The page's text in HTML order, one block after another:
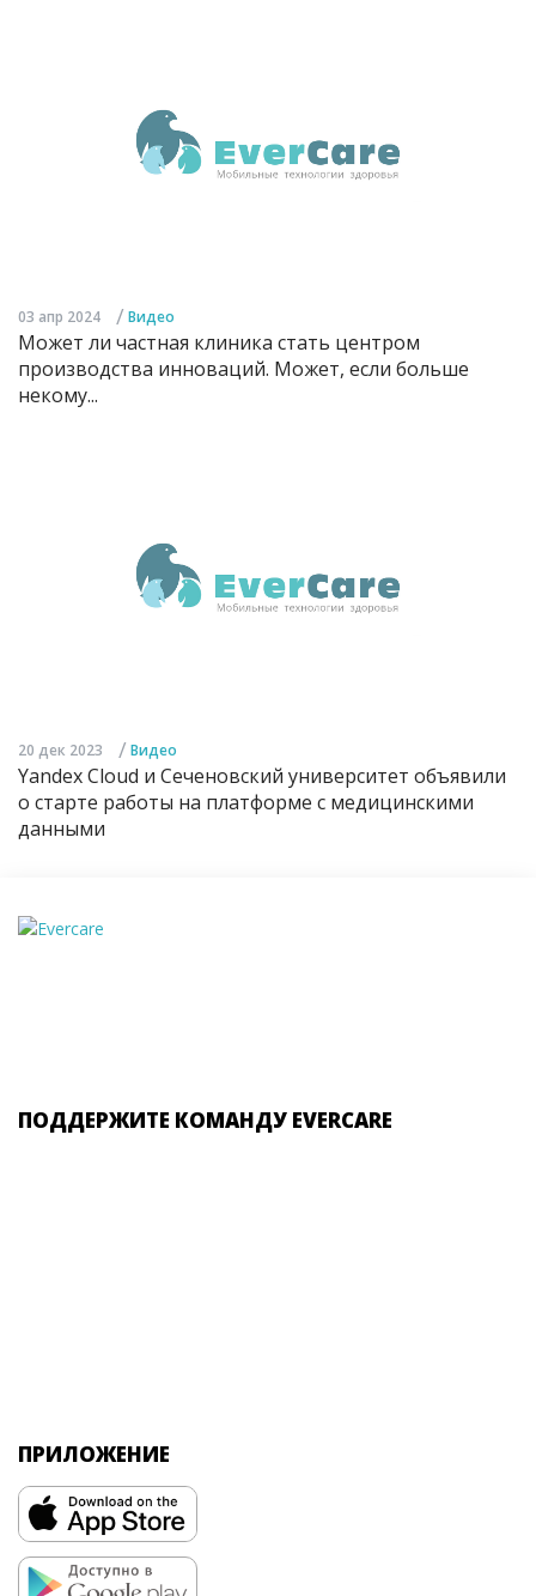
03 апр 2024 / Видео
Может ли частная клиника стать центром
производства инноваций. Может, если больше
некому...
20 дек 2023 / Видео
Yandex Cloud и Сеченовский университет объявили
о старте работы на платформе с медицинскими
данными
ПОДДЕРЖИТЕ КОМАНДУ EVERCARE
ПРИЛОЖЕНИЕ